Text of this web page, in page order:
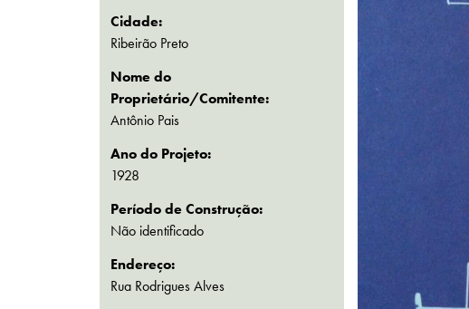
Cidade:
Ribeirão Preto
Nome do
Proprietário/Comitente:
Antônio Pais
Ano do Projeto:
1928
Período de Construção:
Não identificado
Endereço:
Rua Rodrigues Alves